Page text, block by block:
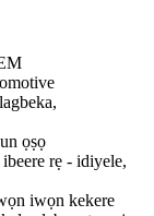
ọṣọ
rẹ - idiyele,
iwọn kekere